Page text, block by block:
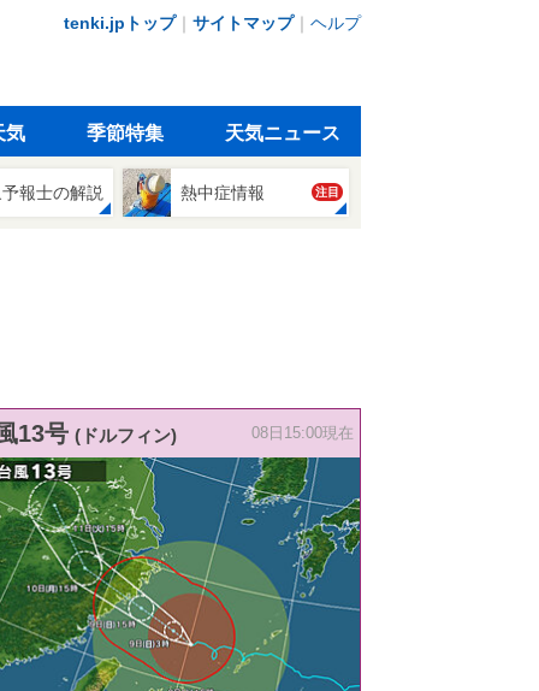
tenki.jpトップ｜ サイトマップ｜ ヘルプ
気 季節特集 天気ニュース
報士の解説 熱中症情報 注目
13号 (ドルフィン) 08日15:00現在